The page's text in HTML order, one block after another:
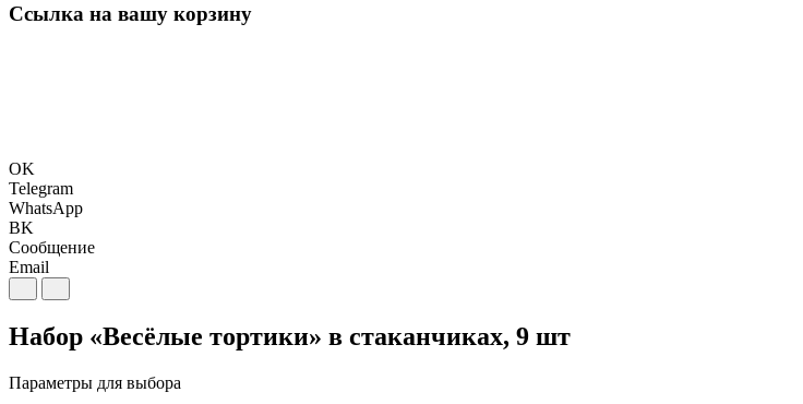
Ссылка на вашу корзину
OK
Telegram
WhatsApp
BK
Сообщение
Email
Набор «Весёлые тортики» в стаканчиках, 9 шт
Параметры для выбора